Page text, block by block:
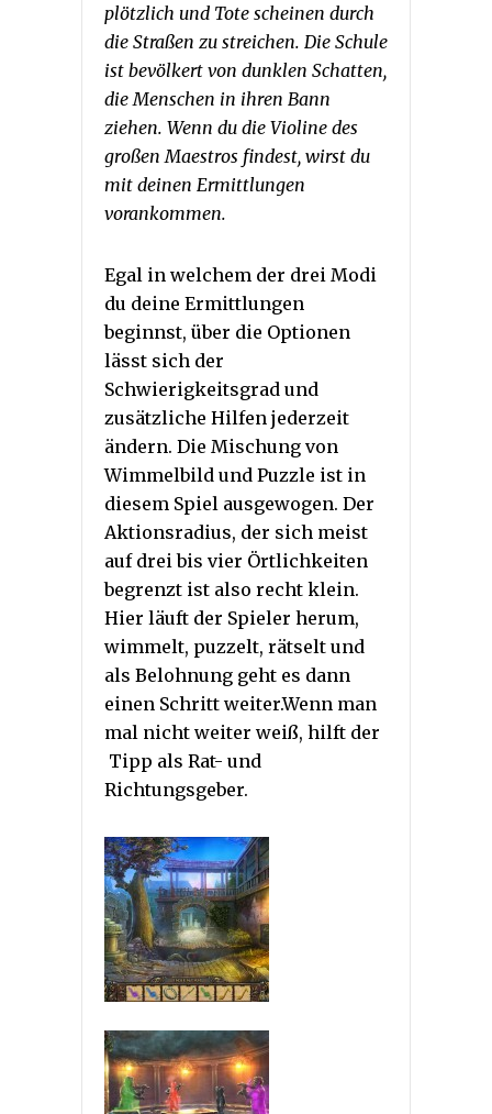
plötzlich und Tote scheinen durch
die Straßen zu streichen. Die Schule
ist bevölkert von dunklen Schatten,
die Menschen in ihren Bann
ziehen. Wenn du die Violine des
großen Maestros findest, wirst du
mit deinen Ermittlungen
vorankommen.
Egal in welchem der drei Modi
du deine Ermittlungen
beginnst, über die Optionen
lässt sich der
Schwierigkeitsgrad und
zusätzliche Hilfen jederzeit
ändern. Die Mischung von
Wimmelbild und Puzzle ist in
diesem Spiel ausgewogen. Der
Aktionsradius, der sich meist
auf drei bis vier Örtlichkeiten
begrenzt ist also recht klein.
Hier läuft der Spieler herum,
wimmelt, puzzelt, rätselt und
als Belohnung geht es dann
einen Schritt weiter.Wenn man
mal nicht weiter weiß, hilft der
Tipp als Rat- und
Richtungsgeber.